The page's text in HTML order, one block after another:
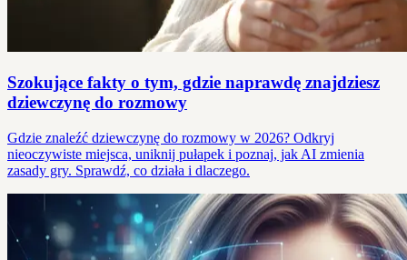
Szokujące fakty o tym, gdzie naprawdę znajdziesz
dziewczynę do rozmowy
Gdzie znaleźć dziewczynę do rozmowy w 2026? Odkryj
nieoczywiste miejsca, uniknij pułapek i poznaj, jak AI zmienia
zasady gry. Sprawdź, co działa i dlaczego.